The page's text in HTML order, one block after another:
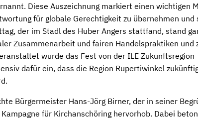
Diese Auszeichnung markiert einen wichtigen
für globale Gerechtigkeit zu übernehmen und
der im Stadl des Huber Angers stattfand, stand
Zusammenarbeit und fairen Handelspraktiken und
wurde das Fest von der ILE Zukunftsregion
dafür ein, dass die Region Rupertiwinkel
Bürgermeister Hans-Jörg Birner, der in seiner
für Kirchanschöring hervorhob. Dabei